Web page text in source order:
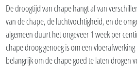
De droogtijd van chape hangt af van
van de chape, de luchtvochtigheid, en de
algemeen duurt het ongeveer 1 week per
chape droog genoeg is om een
belangrijk om de chape goed te laten drogen